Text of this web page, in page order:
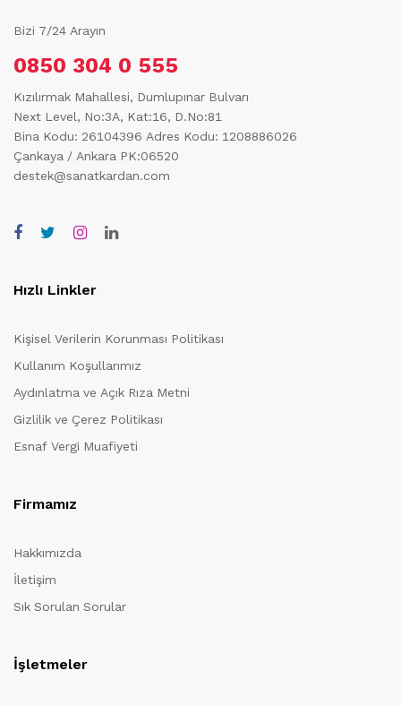
Bizi 7/24 Arayın
0850 304 0 555
Kızılırmak Mahallesi, Dumlupınar Bulvarı
Next Level, No:3A, Kat:16, D.No:81
Bina Kodu: 26104396 Adres Kodu: 1208886026
Çankaya / Ankara PK:06520
destek@sanatkardan.com
Hızlı Linkler
Kişisel Verilerin Korunması Politikası
Kullanım Koşullarımız
Aydınlatma ve Açık Rıza Metni
Gizlilik ve Çerez Politikası
Esnaf Vergi Muafiyeti
Firmamız
Hakkımızda
İletişim
Sık Sorulan Sorular
İşletmeler